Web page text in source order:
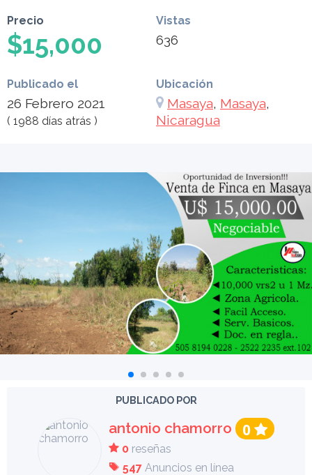
Precio
$15,000
Vistas
636
Publicado el
26 Febrero 2021
( 1988 días atrás )
Ubicación
Masaya, Masaya,
Nicaragua
PUBLICADO POR
antonio chamorro 0
0 reseñas
547 Anuncios en línea